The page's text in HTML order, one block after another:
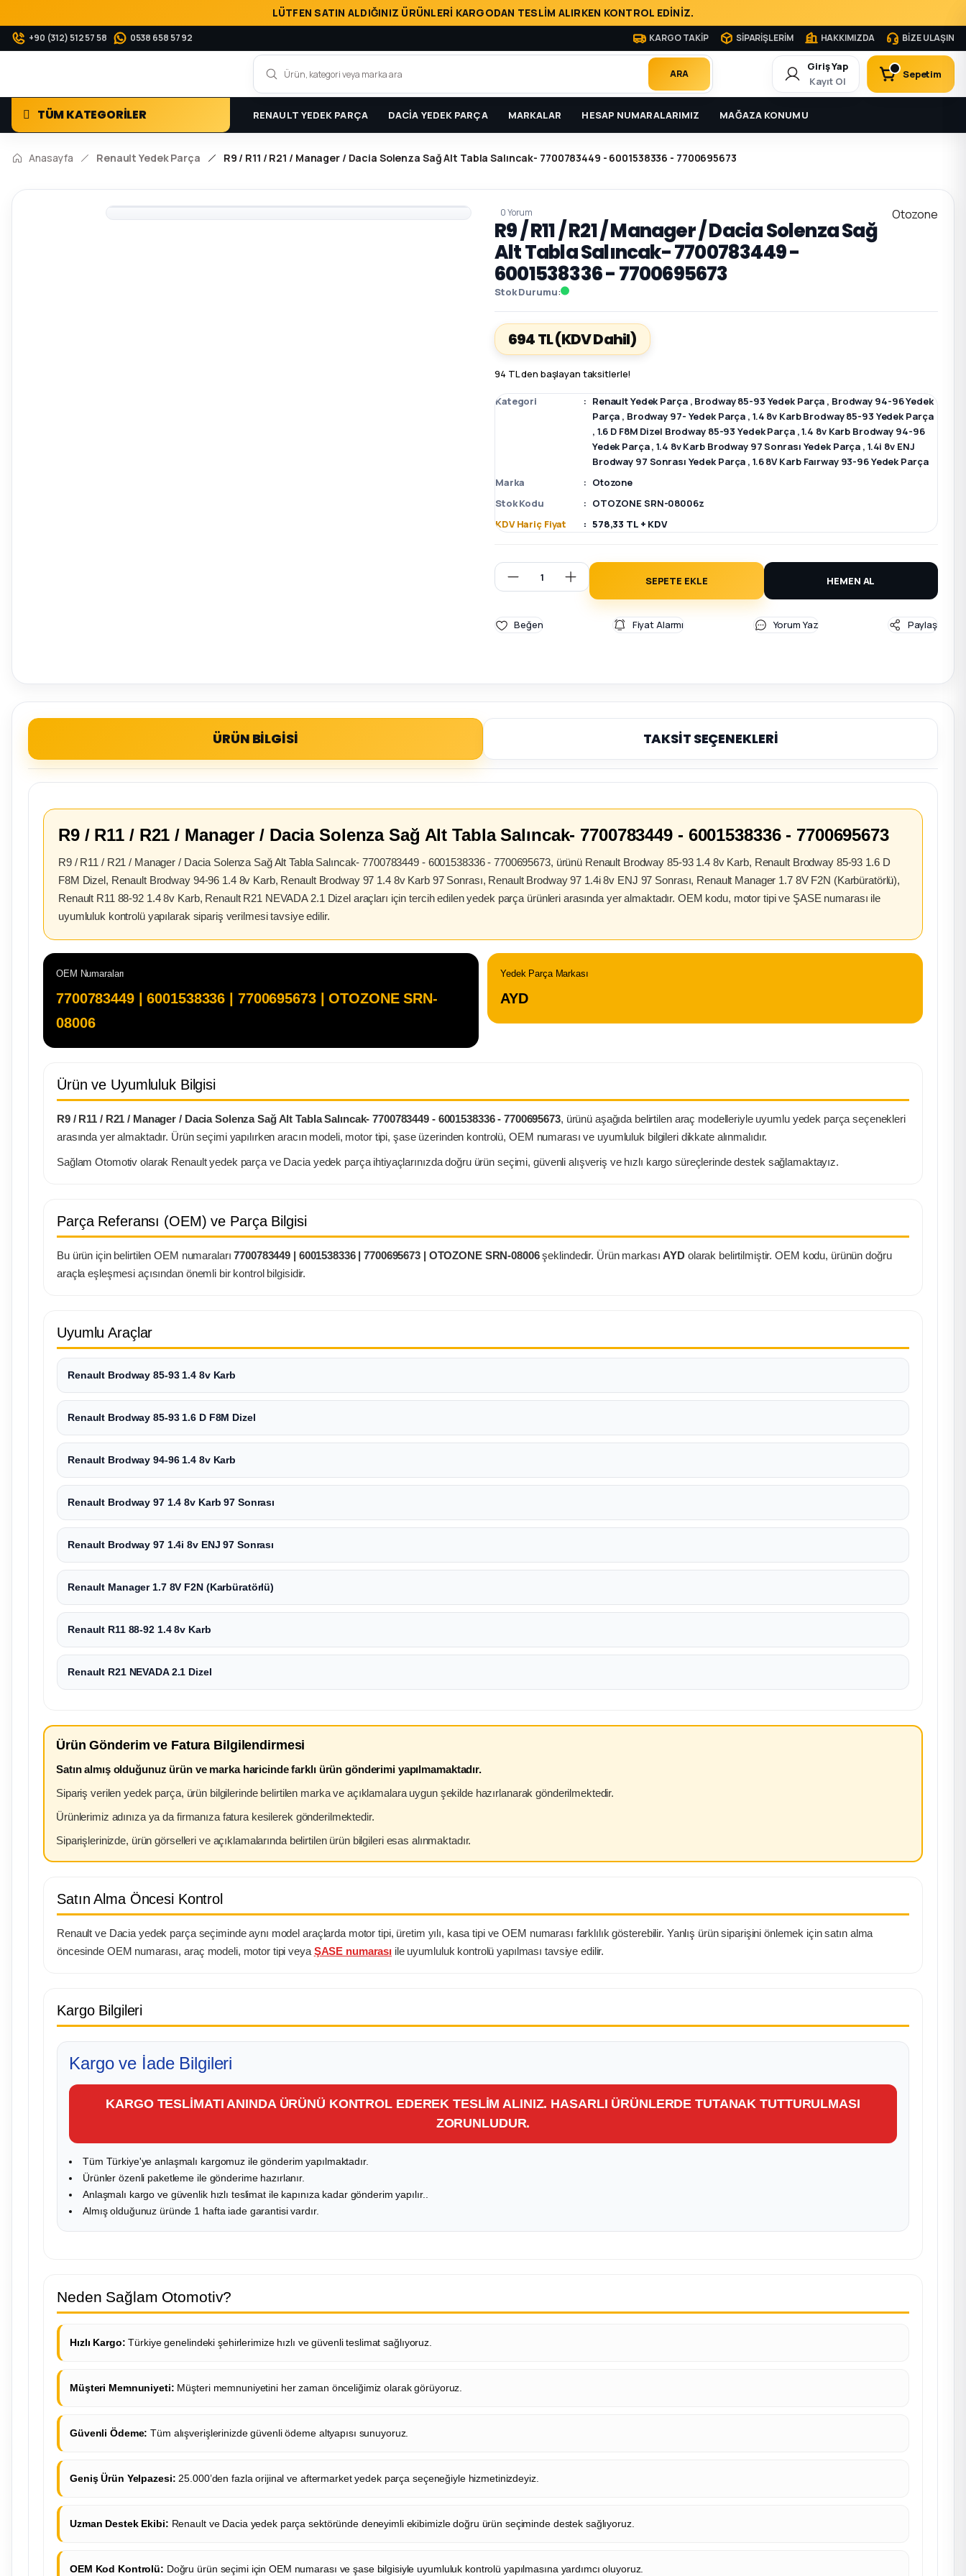
LÜTFEN SATIN ALDIĞINIZ ÜRÜNLERİ KARGODAN TESLİM ALIRKEN KONTROL EDİNİZ.
+90 (312) 512 57 58 0538 658 57 92 KARGO TAKİP SİPARİŞLERİM HAKKIMIZDA BİZE ULAŞIN
ARA
Giriş Yap
Kayıt Ol
Sepetim
TÜM KATEGORİLER RENAULT YEDEK PARÇA DACİA YEDEK PARÇA MARKALAR HESAP NUMARALARIMIZ MAĞAZA KONUMU
Anasayfa Renault Yedek Parça R9 / R11 / R21 / Manager / Dacia Solenza Sağ Alt Tabla Salıncak- 7700783449 - 6001538336 - 7700695673
0 Yorum
R9 / R11 / R21 / Manager / Dacia Solenza Sağ
Alt Tabla Salıncak- 7700783449 -
6001538336 - 7700695673
Stok Durumu
Otozone
694 TL(KDV Dahil)
94 TL den başlayan taksitlerle!
Kategori Renault Yedek Parça , Brodway 85-93 Yedek Parça , Brodway 94-96 Yedek
Parça , Brodway 97- Yedek Parça , 1.4 8v Karb Brodway 85-93 Yedek Parça
, 1.6 D F8M Dizel Brodway 85-93 Yedek Parça ,1.4 8v Karb Brodway 94-96
Yedek Parça,1.4 8v Karb Brodway 97 Sonrası Yedek Parça , 1.4i 8v ENJ
Brodway 97 Sonrası Yedek Parça , 1.6 8V Karb Faırway 93-96 Yedek Parça
Marka
Otozone
Stok Kodu
OTOZONE SRN-08006z
KDV Hariç Fiyat
578,33 TL + KDV
SEPETE EKLE HEMEN AL
Fiyat Alarmı Yorum Yaz Paylaş
ÜRÜN BİLGİSİ TAKSİT SEÇENEKLERİ
R9 / R11 / R21 / Manager / Dacia Solenza Sağ Alt Tabla Salıncak- 7700783449 - 6001538336 - 7700695673
R9 / R11 / R21 / Manager / Dacia Solenza Sağ Alt Tabla Salıncak- 7700783449 - 6001538336 - 7700695673, ürünü Renault Brodway 85-93 1.4 8v Karb, Renault Brodway 85-93 1.6 D
F8M Dizel, Renault Brodway 94-96 1.4 8v Karb, Renault Brodway 97 1.4 8v Karb 97 Sonrası, Renault Brodway 97 1.4i 8v ENJ 97 Sonrası, Renault Manager 1.7 8V F2N (Karbüratörlü),
Renault R11 88-92 1.4 8v Karb, Renault R21 NEVADA 2.1 Dizel araçları için tercih edilen yedek parça ürünleri arasında yer almaktadır. OEM kodu, motor tipi ve ŞASE numarası ile
uyumluluk kontrolü yapılarak sipariş verilmesi tavsiye edilir.
OEM Numaraları
7700783449 | 6001538336 | 7700695673 | OTOZONE SRN-
08006
Yedek Parça Markası
AYD
Ürün ve Uyumluluk Bilgisi
R9 / R11 / R21 / Manager / Dacia Solenza Sağ Alt Tabla Salıncak- 7700783449 - 6001538336 - 7700695673, ürünü aşağıda belirtilen araç modelleriyle uyumlu yedek parça seçenekleri
arasında yer almaktadır. Ürün seçimi yapılırken aracın modeli, motor tipi, şase üzerinden kontrolü, OEM numarası ve uyumluluk bilgileri dikkate alınmalıdır.
Sağlam Otomotiv olarak Renault yedek parça ve Dacia yedek parça ihtiyaçlarınızda doğru ürün seçimi, güvenli alışveriş ve hızlı kargo süreçlerinde destek sağlamaktayız.
Parça Referansı (OEM) ve Parça Bilgisi
Bu ürün için belirtilen OEM numaraları7700783449 | 6001538336 | 7700695673 | OTOZONE SRN-08006şeklindedir. Ürün markasıAYD olarak belirtilmiştir. OEM kodu, ürünün doğru
araçla eşleşmesi açısından önemli bir kontrol bilgisidir.
Uyumlu Araçlar
Renault Brodway 85-93 1.4 8v Karb
Renault Brodway 85-93 1.6 D F8M Dizel
Renault Brodway 94-96 1.4 8v Karb
Renault Brodway 97 1.4 8v Karb 97 Sonrası
Renault Brodway 97 1.4i 8v ENJ 97 Sonrası
Renault Manager 1.7 8V F2N (Karbüratörlü)
Renault R11 88-92 1.4 8v Karb
Renault R21 NEVADA 2.1 Dizel
Ürün Gönderim ve Fatura Bilgilendirmesi
Satın almış olduğunuz ürün ve marka haricinde farklı ürün gönderimi yapılmamaktadır.
Sipariş verilen yedek parça, ürün bilgilerinde belirtilen marka ve açıklamalara uygun şekilde hazırlanarak gönderilmektedir.
Ürünlerimiz adınıza ya da firmanıza fatura kesilerek gönderilmektedir.
Siparişlerinizde, ürün görselleri ve açıklamalarında belirtilen ürün bilgileri esas alınmaktadır.
Satın Alma Öncesi Kontrol
Renault ve Dacia yedek parça seçiminde aynı model araçlarda motor tipi, üretim yılı, kasa tipi ve OEM numarası farklılık gösterebilir. Yanlış ürün siparişini önlemek için satın alma
öncesinde OEM numarası, araç modeli, motor tipi veya ŞASE numarası ile uyumluluk kontrolü yapılması tavsiye edilir.
Kargo Bilgileri
Kargo ve İade Bilgileri
KARGO TESLİMATI ANINDA ÜRÜNÜ KONTROL EDEREK TESLİM ALINIZ. HASARLI ÜRÜNLERDE TUTANAK TUTTURULMASI
ZORUNLUDUR.
Tüm Türkiye'ye anlaşmalı kargomuz ile gönderim yapılmaktadır.
Ürünler özenli paketleme ile gönderime hazırlanır.
Anlaşmalı kargo ve güvenlik hızlı teslimat ile kapınıza kadar gönderim yapılır..
Almış olduğunuz üründe 1 hafta iade garantisi vardır.
Neden Sağlam Otomotiv?
Hızlı Kargo: Türkiye genelindeki şehirlerimize hızlı ve güvenli teslimat sağlıyoruz.
Müşteri Memnuniyeti: Müşteri memnuniyetini her zaman önceliğimiz olarak görüyoruz.
Güvenli Ödeme: Tüm alışverişlerinizde güvenli ödeme altyapısı sunuyoruz.
Geniş Ürün Yelpazesi: 25.000’den fazla orijinal ve aftermarket yedek parça seçeneğiyle hizmetinizdeyiz.
Uzman Destek Ekibi: Renault ve Dacia yedek parça sektöründe deneyimli ekibimizle doğru ürün seçiminde destek sağlıyoruz.
OEM Kod Kontrolü: Doğru ürün seçimi için OEM numarası ve şase bilgisiyle uyumluluk kontrolü yapılmasına yardımcı oluyoruz.